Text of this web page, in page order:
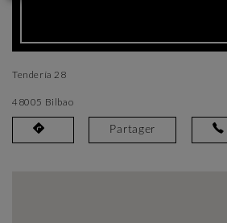
Tendería 28
48005 Bilbao
Partager